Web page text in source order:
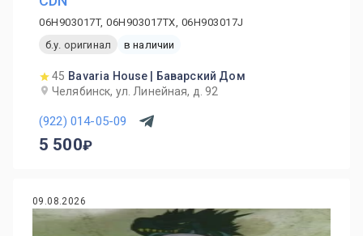
06H903017T, 06H903017TX, 06H903017J
б.у. оригинал
в наличии
45 Bavaria House | Баварский Дом
Челябинск, ул. Линейная, д. 92
(922) 014-05-09
5 500
09.08.2026